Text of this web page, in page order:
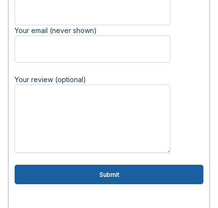
Your email (never shown)
Your review (optional)